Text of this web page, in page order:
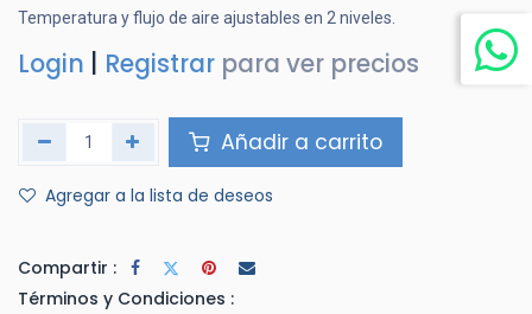
Temperatura y flujo de aire ajustables en 2 niveles.
Login Registrar para ver precios
Añadir a carrito
Agregar a la lista de deseos
Compartir :
Términos y Condiciones :